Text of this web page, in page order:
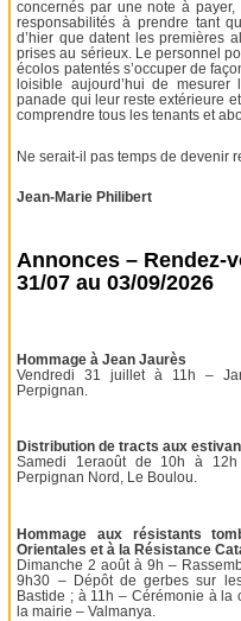
concernés par une note à
responsabilités à prendre tant
d’hier que datent les premières
prises au sérieux. Le personnel
écolos patentés s’occuper de
loisible aujourd’hui de
panade qui leur reste extérieure
comprendre tous les tenants et
Ne serait-il pas temps de devenir
Jean-Marie Philibert
Annonces – Rendez-
31/07 au 03/09/2026
Hommage à Jean Jaurès
Vendredi 31 juillet à 11h –
Perpignan.
Distribution de tracts aux
Samedi 1eraoût de 10h à 12h
Perpignan Nord, Le Boulou.
Hommage aux résistants
Orientales et à la Résistance
Dimanche 2 août à 9h –
9h30 – Dépôt de gerbes sur
Bastide ; à 11h – Cérémonie à la
la mairie – Valmanya.